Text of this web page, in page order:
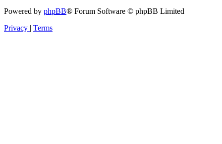
Powered by phpBB® Forum Software © phpBB Limited
Privacy | Terms